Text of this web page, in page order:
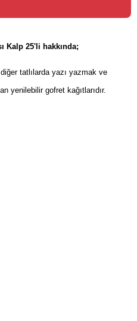
Kalp 25'li hakkında;
tatlılarda yazı yazmak ve
yenilebilir gofret kağıtlarıdır.